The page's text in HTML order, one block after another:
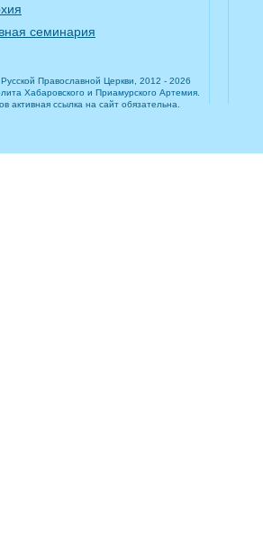
семинария
Православной Церкви, 2012 - 2026
Хабаровского и Приамурского Артемия.
активная ссылка на сайт обязательна.